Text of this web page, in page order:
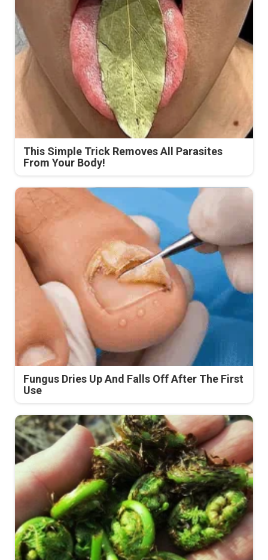
This Simple Trick Removes All Parasites
From Your Body!
Fungus Dries Up And Falls Off After The First
Use